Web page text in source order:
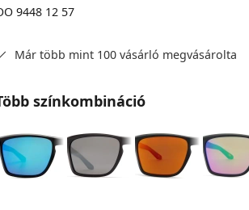
9448 12 57
Már több mint 100 vásárló megvásárolta
színkombináció